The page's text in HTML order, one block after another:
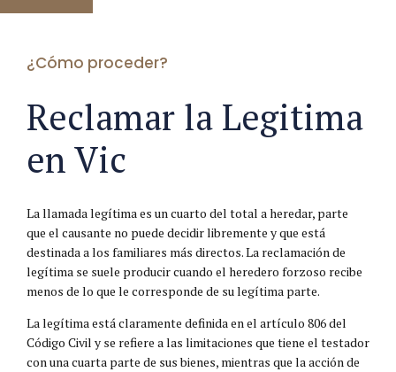
¿Cómo proceder?
Reclamar la Legitima
en Vic
La llamada legítima es un cuarto del total a heredar, parte
que el causante no puede decidir libremente y que está
destinada a los familiares más directos. La reclamación de
legítima se suele producir cuando el heredero forzoso recibe
menos de lo que le corresponde de su legítima parte.
La legítima está claramente definida en el artículo 806 del
Código Civil y se refiere a las limitaciones que tiene el testador
con una cuarta parte de sus bienes, mientras que la acción de